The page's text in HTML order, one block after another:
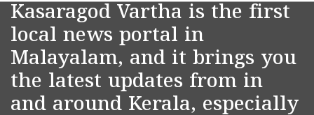
Kasaragod Vartha is the first
local news portal in
Malayalam, and it brings you
the latest updates from in
and around Kerala, especially